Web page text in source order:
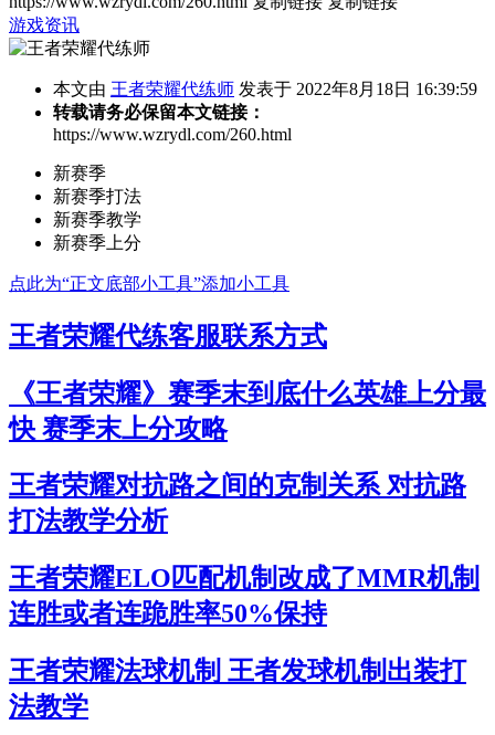
游戏资讯
本文由 王者荣耀代练师 发表于 2022年8月18日 16:39:59
转载请务必保留本文链接：
https://www.wzrydl.com/260.html
新赛季
新赛季打法
新赛季教学
新赛季上分
点此为“正文底部小工具”添加小工具
王者荣耀代练客服联系方式
《王者荣耀》赛季末到底什么英雄上分最
快 赛季末上分攻略
王者荣耀对抗路之间的克制关系 对抗路
打法教学分析
王者荣耀ELO匹配机制改成了MMR机制
连胜或者连跪胜率50%保持
王者荣耀法球机制 王者发球机制出装打
法教学